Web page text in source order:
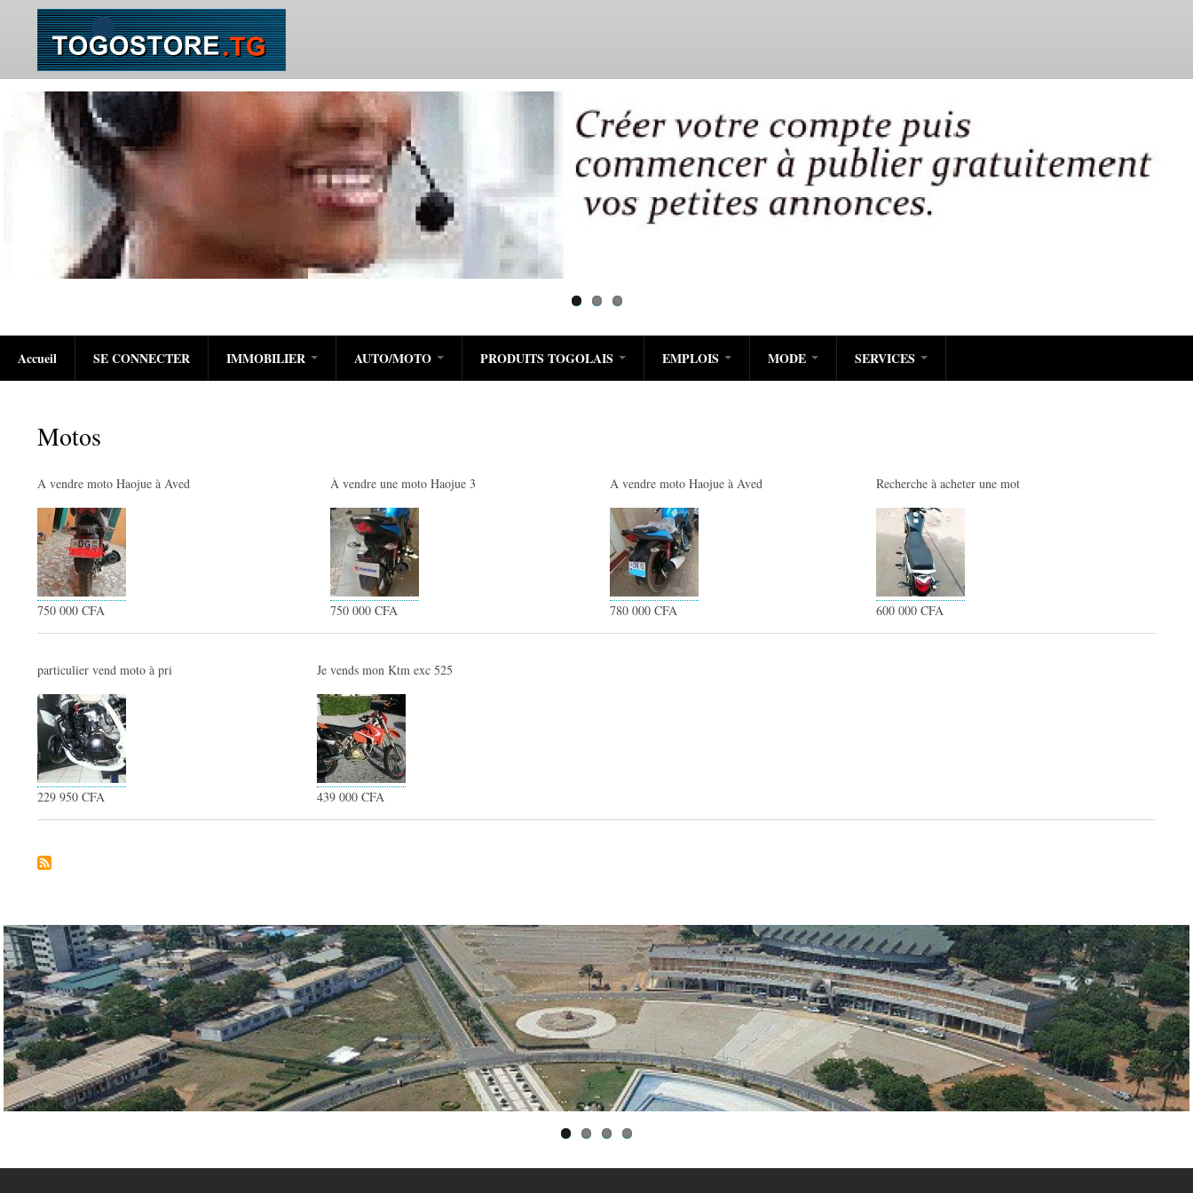
Accueil SE CONNECTER IMMOBILIER AUTO/MOTO PRODUITS TOGOLAIS EMPLOIS MODE SERVICES
Motos
A vendre moto Haojue à Aved
750 000 CFA
À vendre une moto Haojue 3
750 000 CFA
A vendre moto Haojue à Aved
780 000 CFA
Recherche à acheter une mot
600 000 CFA
particulier vend moto à pri
229 950 CFA
Je vends mon Ktm exc 525
439 000 CFA